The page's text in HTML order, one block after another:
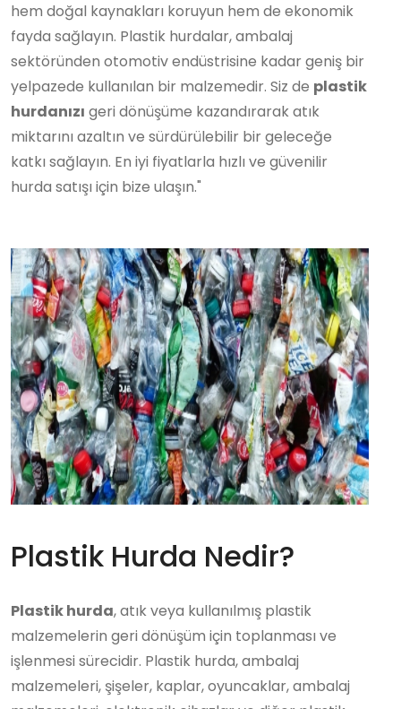
hem doğal kaynakları koruyun hem de ekonomik
fayda sağlayın. Plastik hurdalar, ambalaj
sektöründen otomotiv endüstrisine kadar geniş bir
yelpazede kullanılan bir malzemedir. Siz de plastik
hurdanızı geri dönüşüme kazandırarak atık
miktarını azaltın ve sürdürülebilir bir geleceğe
katkı sağlayın. En iyi fiyatlarla hızlı ve güvenilir
hurda satışı için bize ulaşın."
Plastik Hurda Nedir?
Plastik hurda, atık veya kullanılmış plastik
malzemelerin geri dönüşüm için toplanması ve
işlenmesi sürecidir. Plastik hurda, ambalaj
malzemeleri, şişeler, kaplar, oyuncaklar, ambalaj